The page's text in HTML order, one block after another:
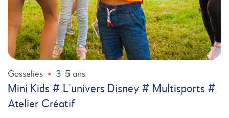
Gosselies 3-5 ans
Mini Kids # L'univers Disney # Multisports #
Atelier Créatif